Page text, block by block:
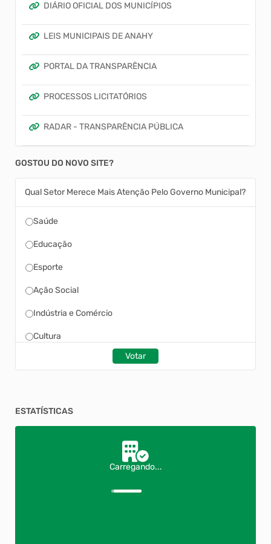
DIÁRIO OFICIAL DOS MUNICÍPIOS
LEIS MUNICIPAIS DE ANAHY
PORTAL DA TRANSPARÊNCIA
PROCESSOS LICITATÓRIOS
RADAR - TRANSPARÊNCIA PÚBLICA
GOSTOU DO NOVO SITE?
Qual Setor Merece Mais Atenção Pelo Governo Municipal?
Saúde
Educação
Esporte
Ação Social
Indústria e Comércio
Cultura
Votar
ESTATÍSTICAS
Carregando...